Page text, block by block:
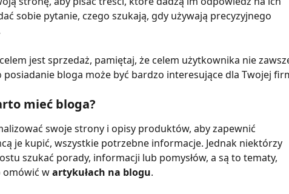
sobie pytanie, czego szukają, gdy używają precyzyjnego
jest sprzedaż, pamiętaj, że celem użytkownika nie
posiadanie bloga może być bardzo interesujące dla Twojej
mieć bloga?
swoje strony i opisy produktów, aby zapewnić
je kupić, wszystkie potrzebne informacje. Jednak niektórzy
szukać porady, informacji lub pomysłów, a są to tematy,
omówić w artykułach na blogu.